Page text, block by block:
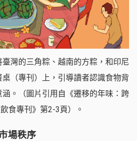
灣的三角粽、越南的方粽，和印尼
（專刊）上，引導讀者認識食物背
。（圖片引用自《遷移的年味：跨
食專刊》第2-3頁）。
場秩序